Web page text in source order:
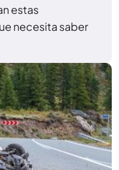
estas
necesita saber